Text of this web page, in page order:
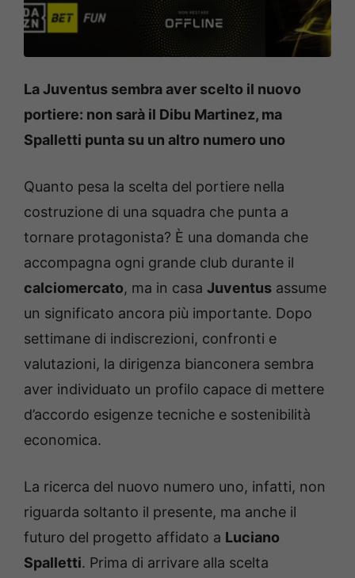
La Juventus sembra aver scelto il nuovo
portiere: non sarà il Dibu Martinez, ma
Spalletti punta su un altro numero uno
Quanto pesa la scelta del portiere nella
costruzione di una squadra che punta a
tornare protagonista? È una domanda che
accompagna ogni grande club durante il
calciomercato, ma in casa Juventus assume
un significato ancora più importante. Dopo
settimane di indiscrezioni, confronti e
valutazioni, la dirigenza bianconera sembra
aver individuato un profilo capace di mettere
d’accordo esigenze tecniche e sostenibilità
economica.
La ricerca del nuovo numero uno, infatti, non
riguarda soltanto il presente, ma anche il
futuro del progetto affidato a Luciano
Spalletti. Prima di arrivare alla scelta